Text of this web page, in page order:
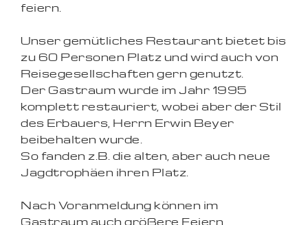
feiern.
Unser gemütliches Restaurant bietet bis
zu 60 Personen Platz und wird auch von
Reisegesellschaften gern genutzt.
Der Gastraum wurde im Jahr 1995
komplett restauriert, wobei aber der Stil
des Erbauers, Herrn Erwin Beyer
beibehalten wurde.
So fanden z.B. die alten, aber auch neue
Jagdtrophäen ihren Platz.
Nach Voranmeldung können im
Gastraum auch größere Feiern